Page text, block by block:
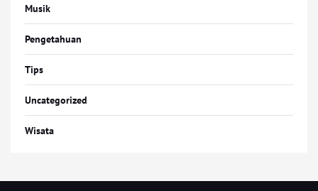
Musik
Pengetahuan
Tips
Uncategorized
Wisata